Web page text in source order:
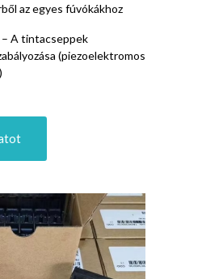
az egyes fúvókákhoz
– A tintacseppek
(piezoelektromos